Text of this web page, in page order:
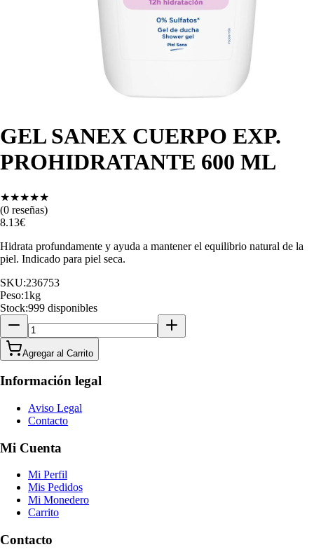
GEL SANEX CUERPO EXP.
PROHIDRATANTE 600 ML
★★★★★
(0 reseñas)
8.13€
Hidrata profundamente y ayuda a mantener el equilibrio natural de la
piel. Indicado para piel seca.
SKU:236753
Peso:1kg
Stock:999 disponibles
Agregar al Carrito
Información legal
Aviso Legal
Contacto
Mi Cuenta
Mi Perfil
Mis Pedidos
Mi Monedero
Carrito
Contacto